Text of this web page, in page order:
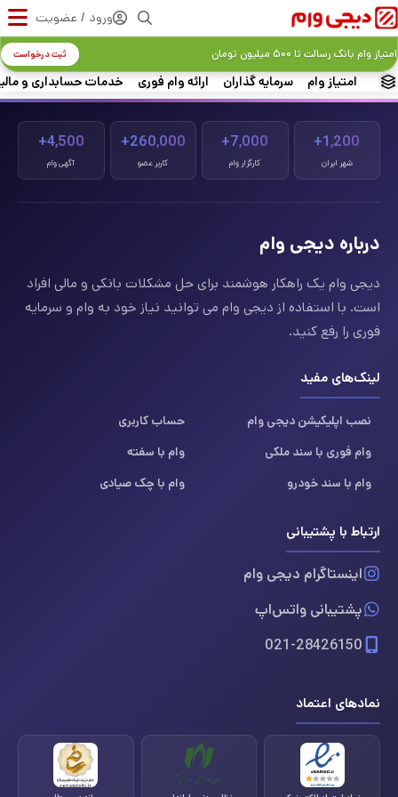
ورود / عضویت
امتیاز وام سرمایه گذاران ارائه وام فوری خدمات حسابداری و
امتیاز وام بانک رسالت تا ۵۰۰ میلیون تومان ثبت درخواست
1,200+
شهر ایران
7,000+
کارگزار وام
260,000+
کاربر عضو
4,500+
آگهی وام
درباره دیجی وام
دیجی وام یک راهکار هوشمند برای حل مشکلات بانکی و مالی افراد
است. با استفاده از دیجی وام می توانید نیاز خود به وام و سرمایه
فوری را رفع کنید.
لینک‌های مفید
نصب اپلیکیشن دیجی وام
حساب کاربری
وام فوری با سند ملکی
وام با سفته
وام با سند خودرو
وام با چک صیادی
ارتباط با پشتیبانی
اینستاگرام دیجی وام
پشتیبانی واتس‌اپ
021-28426150
نمادهای اعتماد